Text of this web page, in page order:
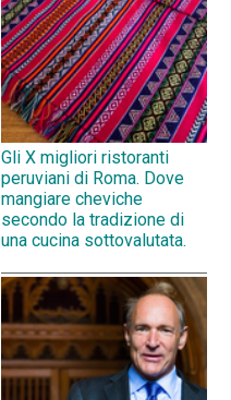
Gli X migliori ristoranti
peruviani di Roma. Dove
mangiare cheviche
secondo la tradizione di
una cucina sottovalutata.